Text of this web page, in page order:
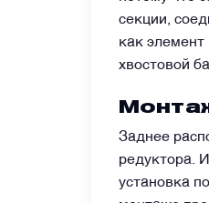
секции,
как
хвостовой
Заднее
редуктора.
установка
Панели
Приёмники